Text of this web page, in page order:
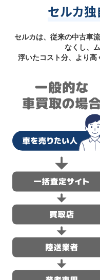
セルカ
セルカは、従来の中古車
なくし、
浮いたコスト分、より高